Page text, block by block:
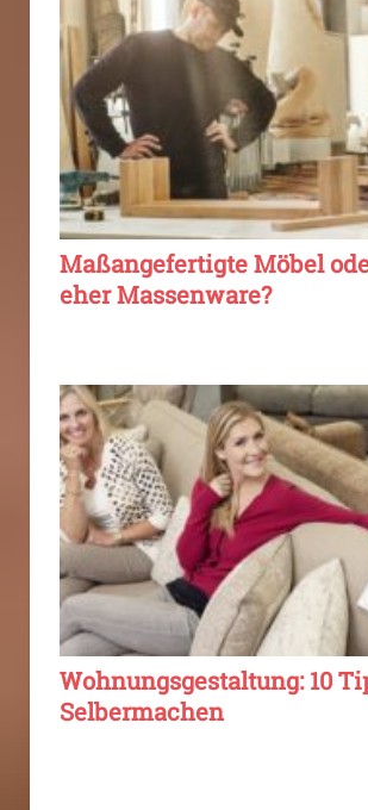
Maßangefertigte Möbel
eher Massenware?
Wohnungsgestaltung: 10
Selbermachen